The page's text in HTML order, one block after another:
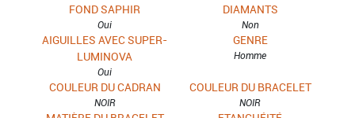
FOND SAPHIR
Oui
DIAMANTS
Non
AIGUILLES AVEC SUPER-
LUMINOVA
Oui
GENRE
Homme
COULEUR DU CADRAN
NOIR
COULEUR DU BRACELET
NOIR